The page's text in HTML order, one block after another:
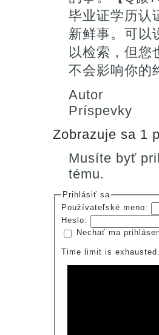
毕业证学历认
新鲜事。可以
以检索，但您
不会影响你的
Autor
Príspevky
Zobrazuje sa 1
Musíte byť
tému.
Prihlásiť sa
Používateľské meno:
Heslo:
Nechať ma
Time limit is